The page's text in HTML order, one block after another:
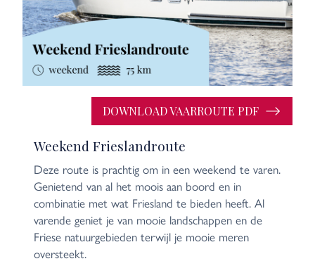
DOWNLOAD VAARROUTE PDF
Weekend Frieslandroute
Deze route is prachtig om in een weekend te varen.
Genietend van al het moois aan boord en in
combinatie met wat Friesland te bieden heeft. Al
varende geniet je van mooie landschappen en de
Friese natuurgebieden terwijl je mooie meren
oversteekt.